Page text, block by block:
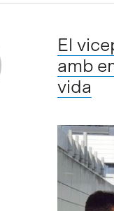
El
amb
vida